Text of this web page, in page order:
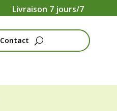
Livraison 7 jours/7
Contact